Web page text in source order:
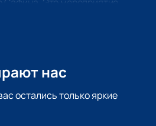
посетить!
Его музыкальный путь
Вскоре он начал
театрах Европы
нас
остались только яркие